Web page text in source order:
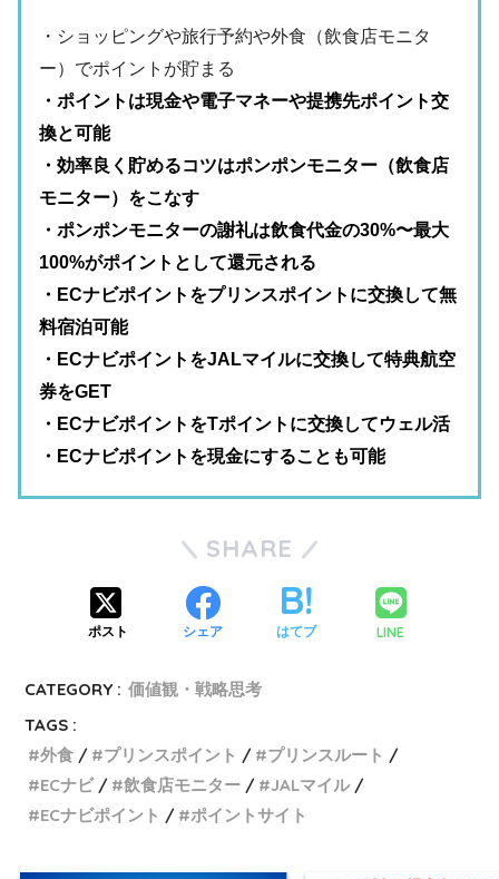
・ショッピングや旅行予約や外食（飲食店モニタ
ー）でポイントが貯まる
・ポイントは現金や電子マネーや提携先ポイント交
換と可能
・効率良く貯めるコツはポンポンモニター（飲食店
モニター）をこなす
・ポンポンモニターの謝礼は飲食代金の30%〜最大
100%がポイントとして還元される
・ECナビポイントをプリンスポイントに交換して無
料宿泊可能
・ECナビポイントをJALマイルに交換して特典航空
券をGET
・ECナビポイントをTポイントに交換してウェル活
・ECナビポイントを現金にすることも可能
SHARE
ポスト シェア はてブ LINE
CATEGORY : 価値観・戦略思考
TAGS :
外食
プリンスポイント
プリンスルート
ECナビ
飲食店モニター
JALマイル
ECナビポイント
ポイントサイト